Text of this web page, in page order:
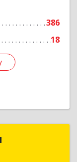
386
18
системы